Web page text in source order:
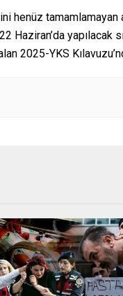
henüz tamamlamayan
yapılacak
2025-YKS